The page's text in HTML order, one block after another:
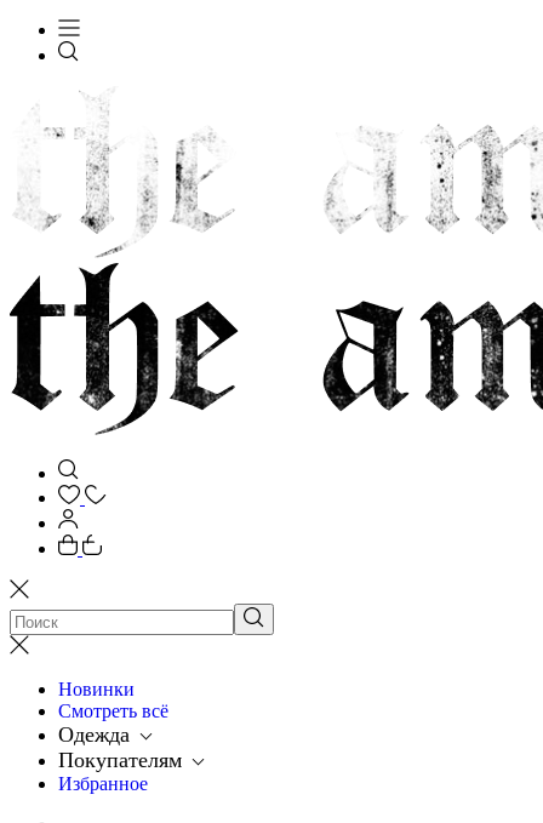
Новинки
Смотреть всё
Одежда
Покупателям
Избранное